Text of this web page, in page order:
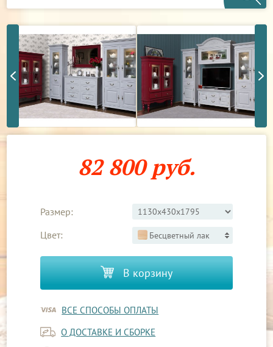
82 800 руб.
Размер:
Цвет:
Бесцветный лак
В корзину
ВСЕ СПОСОБЫ ОПЛАТЫ
О ДОСТАВКЕ И СБОРКЕ